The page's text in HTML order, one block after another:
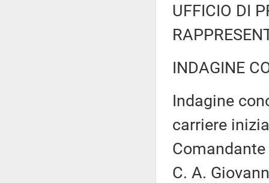
UFFICIO DI
INDAGINE
Indagine
carriere
C. A.